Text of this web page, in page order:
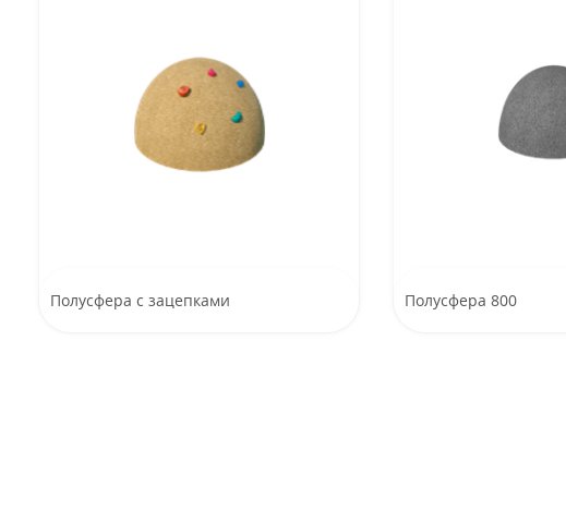
Полусфера с зацепками Полусфера 800